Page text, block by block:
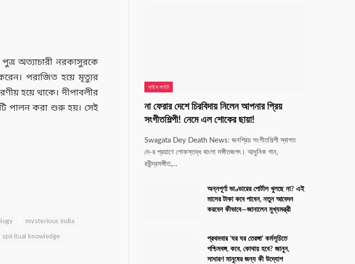
অত্যাচারী নরকাসুরকে
পরাজিত হয়ে মৃত্যুর
হয়ে থাকে। দীপাবলীর
পালন করা শুরু হয়। সেই
mysterious india
spiritual knowledge
লাইম লাইট
না ফেরার দেশে চিরবিদায় নিলেন আপনার প্রিয়
সংগীতশিল্পী! নেমে এল শোকের ছায়া!
Swagata Dey Death News: জনপ্রিয় সংগীতশিল্পী স্বাগত
দে-র প্রয়াণে শোকস্তব্ধ বাংলা সঙ্গীতজগৎ। আধুনিক গান,
রবীন্দ্রসঙ্গীত,…
অন্নপূর্ণা ভাণ্ডারের পোর্টাল খুলছে না? এই
মাসের টাকা কবে পাবেন, নতুন আবেদন
করবেন কীভাবে—জানালেন মুখ্যমন্ত্রী
প্রথমবার ‘ঘর ঘর তেরঙ্গা’ কর্মসূচিতে
পশ্চিমবঙ্গ, কবে, কোথায় হবে? জানুন,
সাধারণ মানুষের জন্য কী উদ্যোগ